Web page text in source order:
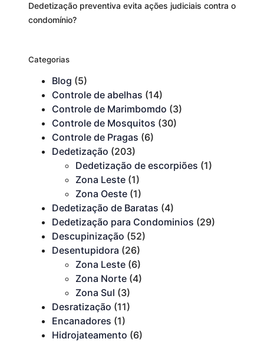
Dedetização preventiva evita ações judiciais contra o
condomínio?
Categorias
Blog (5)
Controle de abelhas (14)
Controle de Marimbomdo (3)
Controle de Mosquitos (30)
Controle de Pragas (6)
Dedetização (203)
Dedetização de escorpiões (1)
Zona Leste (1)
Zona Oeste (1)
Dedetização de Baratas (4)
Dedetização para Condominios (29)
Descupinização (52)
Desentupidora (26)
Zona Leste (6)
Zona Norte (4)
Zona Sul (3)
Desratização (11)
Encanadores (1)
Hidrojateamento (6)